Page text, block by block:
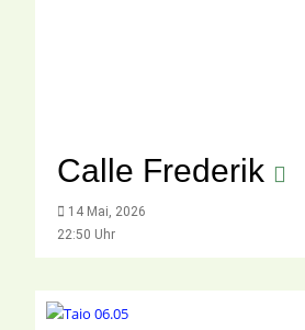
Calle Frederik
14 Mai, 2026
22:50 Uhr